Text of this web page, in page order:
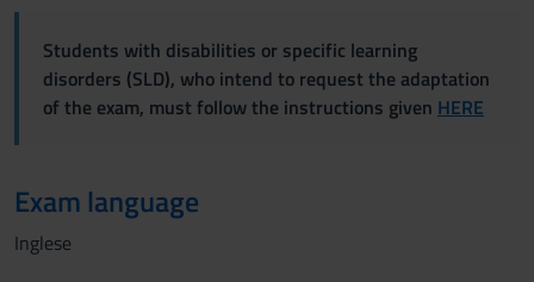
Students with disabilities or specific learning
disorders (SLD), who intend to request the adaptation
of the exam, must follow the instructions given HERE
Exam language
Inglese